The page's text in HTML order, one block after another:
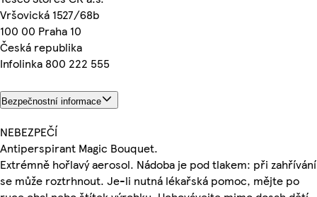
Vršovická 1527/68b
100 00 Praha 10
Česká republika
Infolinka 800 222 555
Bezpečnostní informace
NEBEZPEČÍ
Antiperspirant Magic Bouquet.
Extrémně hořlavý aerosol. Nádoba je pod tlakem: při zahřívání
se může roztrhnout. Je-li nutná lékařská pomoc, mějte po